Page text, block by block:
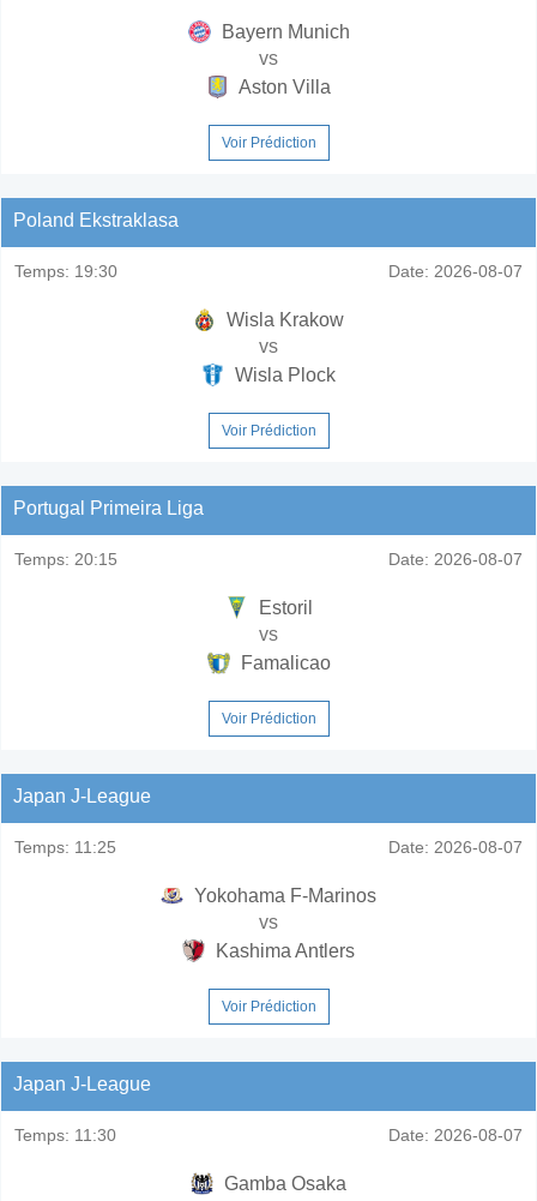
Bayern Munich
vs
Aston Villa
Voir Prédiction
Poland Ekstraklasa
Temps: 19:30 Date: 2026-08-07
Wisla Krakow
vs
Wisla Plock
Voir Prédiction
Portugal Primeira Liga
Temps: 20:15 Date: 2026-08-07
Estoril
vs
Famalicao
Voir Prédiction
Japan J-League
Temps: 11:25 Date: 2026-08-07
Yokohama F-Marinos
vs
Kashima Antlers
Voir Prédiction
Japan J-League
Temps: 11:30 Date: 2026-08-07
Gamba Osaka